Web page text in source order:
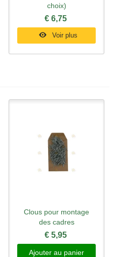
choix)
€ 6,75
Voir plus
Clous pour montage
des cadres
€ 5,95
Ajouter au panier